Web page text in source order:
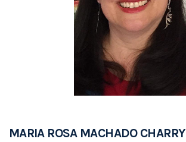
MARIA ROSA MACHADO CHARRY